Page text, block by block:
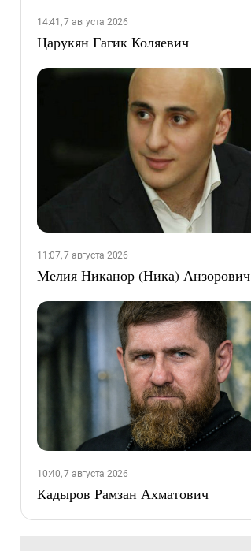
14:41, 7 августа 2026
Царукян Гагик Коляевич
11:07, 7 августа 2026
Мелия Никанор (Ника) Анзорович
10:40, 7 августа 2026
Кадыров Рамзан Ахматович